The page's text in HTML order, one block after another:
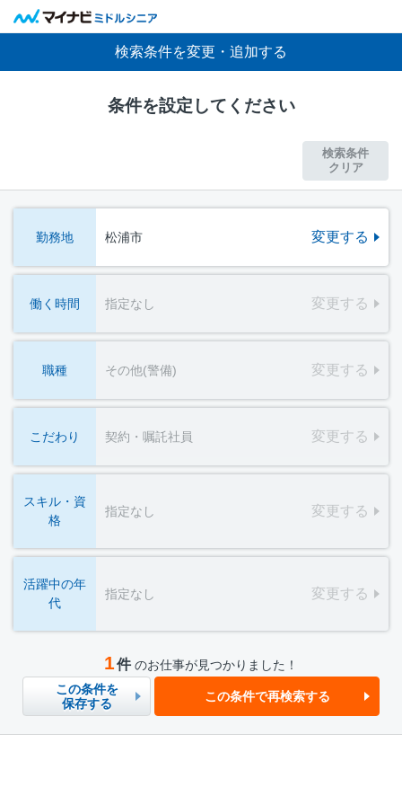
検索条件を変更・追加する
条件を設定してください
検索条件
クリア
勤務地 松浦市 変更する
働く時間 指定なし 変更する
職種 その他(警備) 変更する
こだわり 契約・嘱託社員 変更する
スキル・資
格
指定なし 変更する
活躍中の年
代
指定なし 変更する
1件 のお仕事が見つかりました！
この条件を
保存する
この条件で再検索する